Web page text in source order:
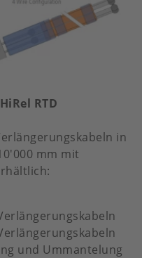
RTD
in
mm mit
und Ummantelung